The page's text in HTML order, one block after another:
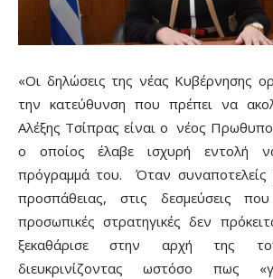
«Οι δηλώσεις της νέας Κυβέρνησης
την κατεύθυνση που πρέπει να
Αλέξης Τσίπρας είναι ο νέος
ο οποίος έλαβε ισχυρή εντολή
πρόγραμμά του.
Όταν συναποτελείς
προσπάθειας, στις δεσμεύσεις
προσωπικές στρατηγικές δεν
ξεκαθάρισε στην αρχή της
διευκρινίζοντας ωστόσο πως